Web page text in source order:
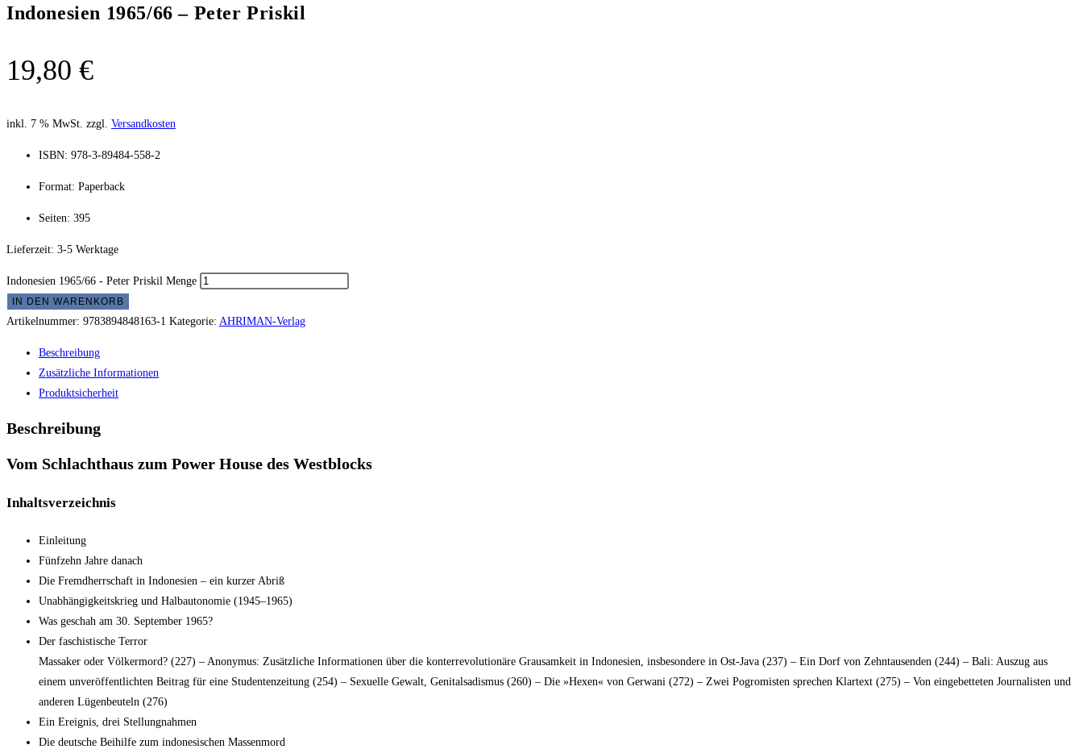
Indonesien 1965/66 – Peter Priskil
19,80 €
inkl. 7 % MwSt. zzgl. Versandkosten
ISBN: 978-3-89484-558-2
Format: Paperback
Seiten: 395
Lieferzeit: 3-5 Werktage
Indonesien 1965/66 - Peter Priskil Menge
IN DEN WARENKORB
Artikelnummer: 9783894848163-1 Kategorie: AHRIMAN-Verlag
Beschreibung
Zusätzliche Informationen
Produktsicherheit
Beschreibung
Vom Schlachthaus zum Power House des Westblocks
Inhaltsverzeichnis
Einleitung
Fünfzehn Jahre danach
Die Fremdherrschaft in Indonesien – ein kurzer Abriß
Unabhängigkeitskrieg und Halbautonomie (1945–1965)
Was geschah am 30. September 1965?
Der faschistische Terror
Massaker oder Völkermord? (227) – Anonymus: Zusätzliche Informationen über die konterrevolutionäre Grausamkeit in Indonesien, insbesondere in Ost-Java (237) – Ein Dorf von Zehntausenden (244) – Bali: Auszug aus
einem unveröffentlichten Beitrag für eine Studentenzeitung (254) – Sexuelle Gewalt, Genitalsadismus (260) – Die »Hexen« von Gerwani (272) – Zwei Pogromisten sprechen Klartext (275) – Von eingebetteten Journalisten und
anderen Lügenbeuteln (276)
Ein Ereignis, drei Stellungnahmen
Die deutsche Beihilfe zum indonesischen Massenmord